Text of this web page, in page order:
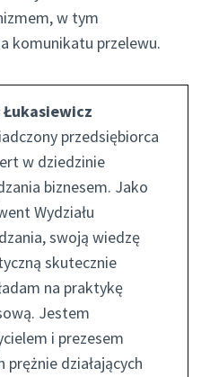
w tym
komunikatu przelewu.
Łukasiewicz
przedsiębiorca
w dziedzinie
biznesem. Jako
Wydziału
swoją wiedzę
skutecznie
na praktykę
Jestem
i prezesem
prężnie działających